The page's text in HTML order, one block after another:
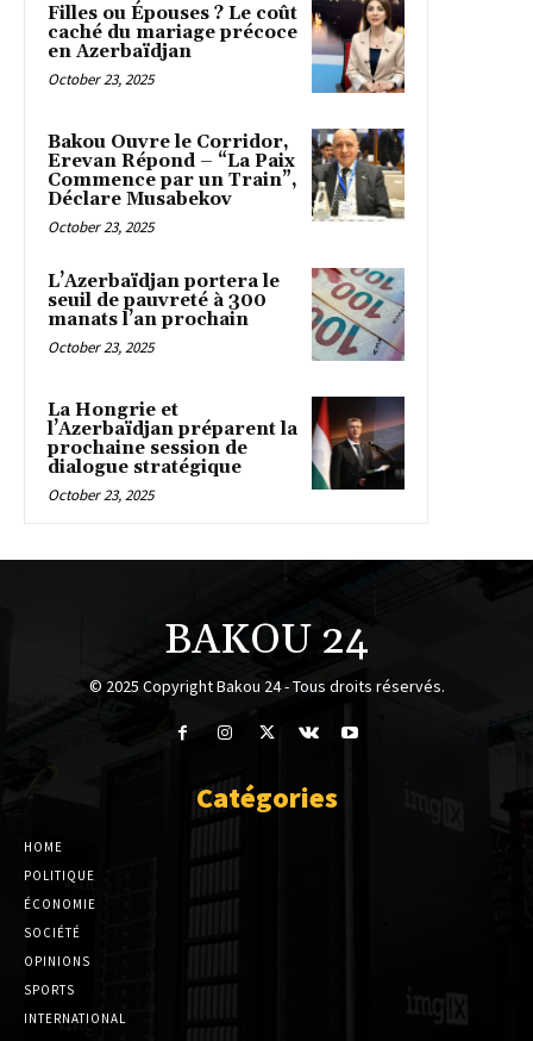
Filles ou Épouses ? Le coût
caché du mariage précoce
en Azerbaïdjan
October 23, 2025
Bakou Ouvre le Corridor,
Erevan Répond – “La Paix
Commence par un Train”,
Déclare Musabekov
October 23, 2025
L’Azerbaïdjan portera le
seuil de pauvreté à 300
manats l’an prochain
October 23, 2025
La Hongrie et
l’Azerbaïdjan préparent la
prochaine session de
dialogue stratégique
October 23, 2025
BAKOU 24
© 2025 Copyright Bakou 24 - Tous droits réservés.
Catégories
HOME
POLITIQUE
ÉCONOMIE
SOCIÉTÉ
OPINIONS
SPORTS
INTERNATIONAL